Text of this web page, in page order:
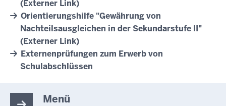
(Externer Link)
Orientierungshilfe "Gewährung von
Nachteilsausgleichen in der Sekundarstufe II"
(Externer Link)
Externenprüfungen zum Erwerb von
Schulabschlüssen
Menü